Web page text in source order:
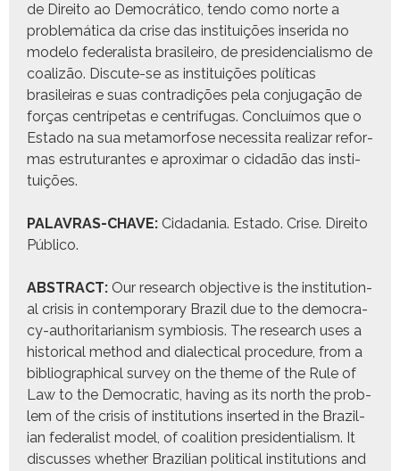
de Dire­ito ao Democráti­co, ten­do como norte a
prob­lemáti­ca da crise das insti­tu­ições inseri­da no
mod­e­lo fed­er­al­ista brasileiro, de pres­i­den­cial­is­mo de
coal­izão. Dis­cute-se as insti­tu­ições políti­cas
brasileiras e suas con­tradições pela con­ju­gação de
forças cen­trípetas e cen­trífu­gas. Con­cluí­mos que o
Esta­do na sua meta­mor­fose neces­si­ta realizar refor­
mas estru­tu­rantes e aprox­i­mar o cidadão das insti­
tu­ições.
PALAVRAS-CHAVE: Cidada­nia. Esta­do. Crise. Dire­ito
Públi­co.
ABSTRACT: Our research objec­tive is the insti­tu­tion­
al cri­sis in con­tem­po­rary Brazil due to the democ­ra­
cy-author­i­tar­i­an­ism sym­bio­sis. The research uses a
his­tor­i­cal method and dialec­ti­cal pro­ce­dure, from a
bib­li­o­graph­i­cal sur­vey on the theme of the Rule of
Law to the Demo­c­ra­t­ic, hav­ing as its north the prob­
lem of the cri­sis of insti­tu­tions insert­ed in the Brazil­
ian fed­er­al­ist mod­el, of coali­tion pres­i­den­tial­ism. It
dis­cuss­es whether Brazil­ian polit­i­cal insti­tu­tions and